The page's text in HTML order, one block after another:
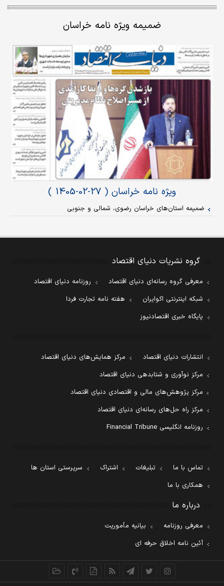
ضمیمه ویژه نامه خراسان
ویژه نامه خراسان ( 27-02-1405 )
ضمیمه استان‌های خراسان رضوی، شمالی و جنوبی
گروه نشریات دنیای اقتصاد
معرفی گروه رسانه‌ای دنیای اقتصاد
روزنامه دنیای اقتصاد
شبکه اینترنتی اکوایران
هفته نامه تجارت فردا
پایگاه خبری اقتصادنیوز
انتشارات دنیای اقتصاد
مرکز همایش‌های دنیای اقتصاد
مرکز نوآوری و شتابدهی دنیای اقتصاد
مرکز پژوهش‌های مالی و اقتصادی دنیای اقتصاد
مرکز راه حل‌های رسانه‌ای دنیای اقتصاد
روزنامه انگلیسی Financial Tribune
تماس با ما تبلیغات اشتراک
سرپرستی استان ها
همکاری با ما
درباره ما
معرفی روزنامه
بیانیه مأموریت
آئین نامه اخلاق حرفه ای